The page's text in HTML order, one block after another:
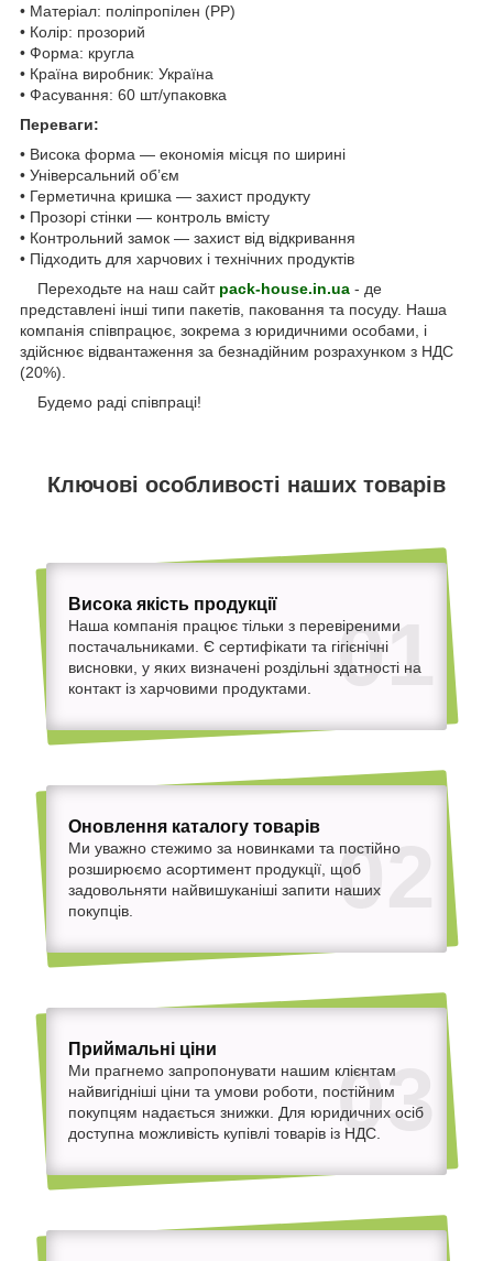
• Матеріал: поліпропілен (PP)
• Колір: прозорий
• Форма: кругла
• Країна виробник: Україна
• Фасування: 60 шт/упаковка
Переваги:
• Висока форма — економія місця по ширині
• Універсальний об’єм
• Герметична кришка — захист продукту
• Прозорі стінки — контроль вмісту
• Контрольний замок — захист від відкривання
• Підходить для харчових і технічних продуктів
Переходьте на наш сайт pack-house.in.ua - де
представлені інші типи пакетів, паковання та посуду. Наша
компанія співпрацює, зокрема з юридичними особами, і
здійснює відвантаження за безнадійним розрахунком з НДС
(20%).
Будемо раді співпраці!
Ключові особливості наших товарів
01
Висока якість продукції
Наша компанія працює тільки з перевіреними
постачальниками. Є сертифікати та гігієнічні
висновки, у яких визначені роздільні здатності на
контакт із харчовими продуктами.
02
Оновлення каталогу товарів
Ми уважно стежимо за новинками та постійно
розширюємо асортимент продукції, щоб
задовольняти найвишуканіші запити наших
покупців.
03
Приймальні ціни
Ми прагнемо запропонувати нашим клієнтам
найвигідніші ціни та умови роботи, постійним
покупцям надається знижки. Для юридичних осіб
доступна можливість купівлі товарів із НДС.